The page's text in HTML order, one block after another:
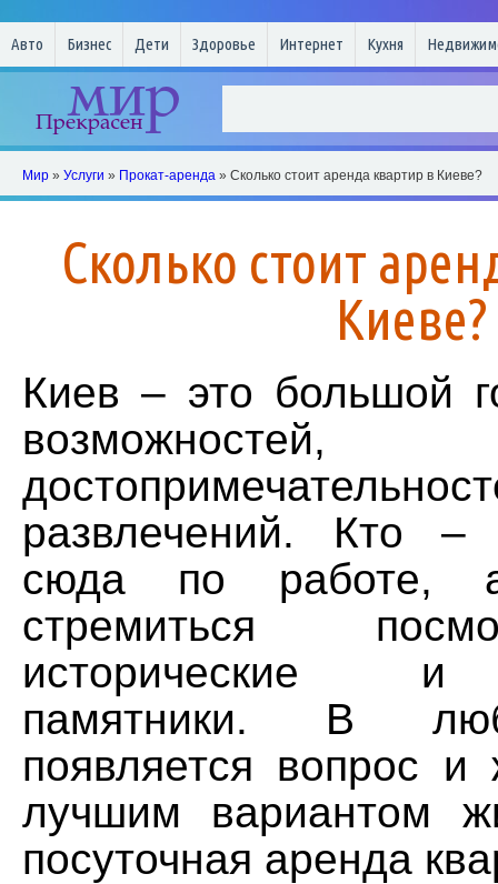
Авто Бизнес Дети Здоровье Интернет Кухня
Мир » Услуги » Прокат-аренда » Сколько стоит аренда квартир в Киеве?
Сколько стоит
Киеве?
Киев – это большой
возможностей,
развлечений. Кто –
сюда по
стремиться
исторические и
памятники. В
появляется вопрос
лучшим вариантом
посуточная аренда